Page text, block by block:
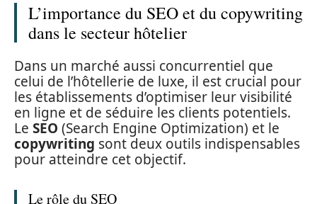
L’importance du SEO et du copywriting
dans le secteur hôtelier
Dans un marché aussi concurrentiel que
celui de l’hôtellerie de luxe, il est crucial pour
les établissements d’optimiser leur visibilité
en ligne et de séduire les clients potentiels.
Le SEO (Search Engine Optimization) et le
copywriting sont deux outils indispensables
pour atteindre cet objectif.
Le rôle du SEO